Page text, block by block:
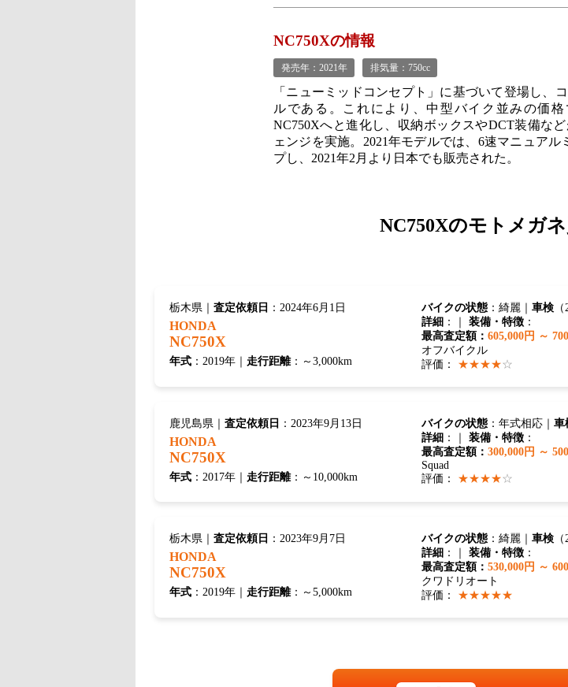
NC750Xの情報
発売年：2021年 排気量：750cc
「ニューミッドコンセプト」に基づいて登場し、
ルである。これにより、中型バイク並みの価
NC750Xへと進化し、収納ボックスやDCT装備な
ェンジを実施。2021年モデルでは、6速マニュア
プし、2021年2月より日本でも販売された。
NC750Xのモトメガ
栃木県｜査定依頼日 ：2024年6月1日
HONDA
NC750X
年式 ：2019年｜ 走行距離：～3,000km
バイクの状態：綺麗｜ 車検（
詳細 ：｜ 装備・特徴：
最高査定額： 605,000円 ～
オフバイクル
評価：
★★★★☆
鹿児島県｜査定依頼日 ：2023年9月13日
HONDA
NC750X
年式 ：2017年｜ 走行距離：～10,000km
バイクの状態：年式相応｜ 車
詳細 ：｜ 装備・特徴：
最高査定額： 300,000円 ～
Squad
評価：
★★★★☆
栃木県｜査定依頼日 ：2023年9月7日
HONDA
NC750X
年式 ：2019年｜ 走行距離：～5,000km
バイクの状態：綺麗｜ 車検（
詳細 ：｜ 装備・特徴：
最高査定額： 530,000円 ～
クワドリオート
評価：
★★★★★